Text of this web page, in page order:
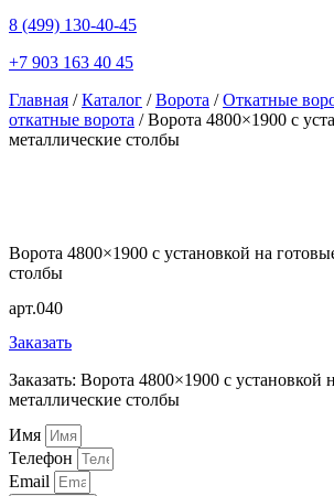
8 (499) 130-40-45
+7 903 163 40 45
Главная /Каталог /Ворота /Откатные
откатные ворота / Ворота 4800×1900 с
металлические столбы
Ворота 4800×1900 с установкой на
столбы
арт.040
Заказать
Заказать: Ворота 4800×1900 с установкой
металлические столбы
Имя
Телефон
Email